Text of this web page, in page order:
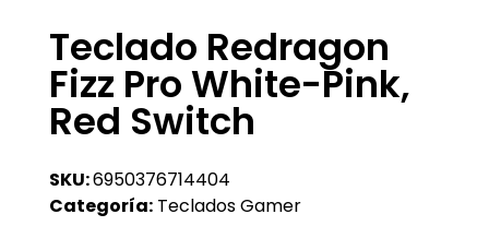
Teclado Redragon
Fizz Pro White-Pink,
Red Switch
SKU:6950376714404
Categoría: Teclados Gamer